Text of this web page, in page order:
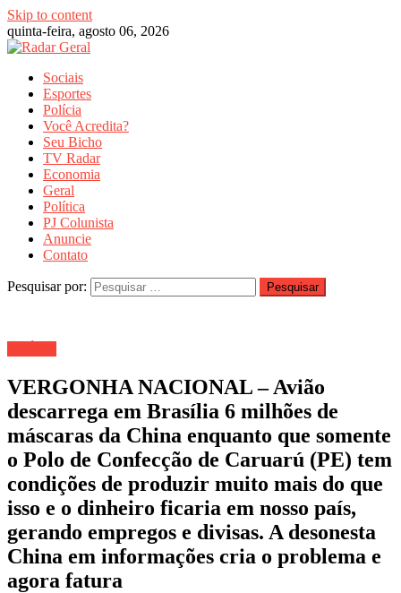
Skip to content
quinta-feira, agosto 06, 2026
Sociais
Esportes
Polícia
Você Acredita?
Seu Bicho
TV Radar
Economia
Geral
Política
PJ Colunista
Anuncie
Contato
Pesquisar por:
VERGONHA NACIONAL – Avião
descarrega em Brasília 6 milhões de
máscaras da China enquanto que somente
o Polo de Confecção de Caruarú (PE) tem
condições de produzir muito mais do que
isso e o dinheiro ficaria em nosso país,
gerando empregos e divisas. A desonesta
China em informações cria o problema e
agora fatura